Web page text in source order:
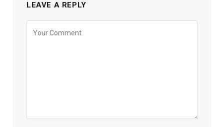
LEAVE A REPLY